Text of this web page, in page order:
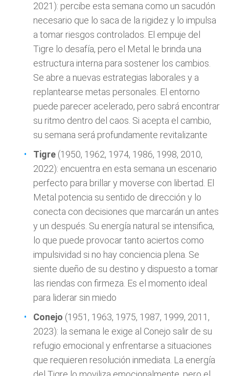
2021): percibe esta semana como un sacudón
necesario que lo saca de la rigidez y lo impulsa
a tomar riesgos controlados. El empuje del
Tigre lo desafía, pero el Metal le brinda una
estructura interna para sostener los cambios.
Se abre a nuevas estrategias laborales y a
replantearse metas personales. El entorno
puede parecer acelerado, pero sabrá encontrar
su ritmo dentro del caos. Si acepta el cambio,
su semana será profundamente revitalizante
Tigre (1950, 1962, 1974, 1986, 1998, 2010,
2022): encuentra en esta semana un escenario
perfecto para brillar y moverse con libertad. El
Metal potencia su sentido de dirección y lo
conecta con decisiones que marcarán un antes
y un después. Su energía natural se intensifica,
lo que puede provocar tanto aciertos como
impulsividad si no hay conciencia plena. Se
siente dueño de su destino y dispuesto a tomar
las riendas con firmeza. Es el momento ideal
para liderar sin miedo
Conejo (1951, 1963, 1975, 1987, 1999, 2011,
2023): la semana le exige al Conejo salir de su
refugio emocional y enfrentarse a situaciones
que requieren resolución inmediata. La energía